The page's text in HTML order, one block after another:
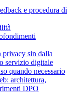
e procedura di
privacy sin dalla
servizio digitale
quando necessario
architettura,
DPO